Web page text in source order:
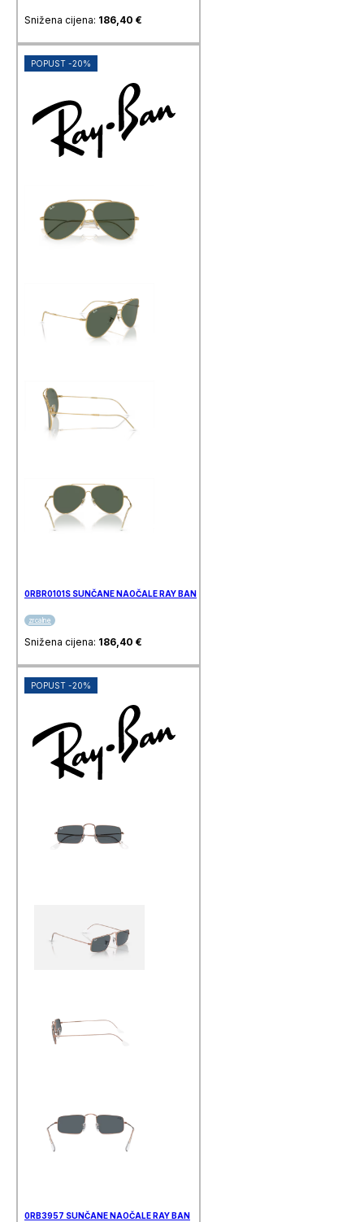
Snižena cijena: 186,40 €
POPUST -20%
0RBR0101S SUNČANE NAOČALE RAY BAN
zrcalne
Snižena cijena: 186,40 €
POPUST -20%
0RB3957 SUNČANE NAOČALE RAY BAN